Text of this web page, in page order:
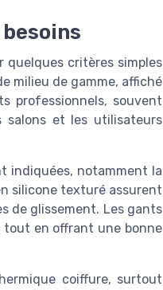
quelques critères simples
milieu de gamme, affiché
professionnels, souvent
salons et les utilisateurs
indiquées, notamment la
silicone texturé assurent
de glissement. Les gants
en offrant une bonne
coiffure, surtout